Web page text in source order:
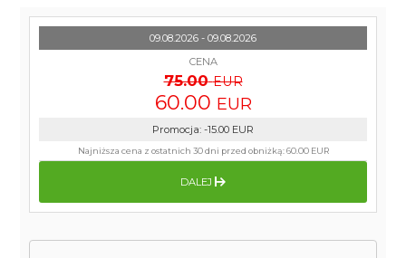
09.08.2026 - 09.08.2026
CENA
75.00 EUR
60.00 EUR
Promocja: -15.00 EUR
Najniższa cena z ostatnich 30 dni przed obniżką:60.00 EUR
DALEJ